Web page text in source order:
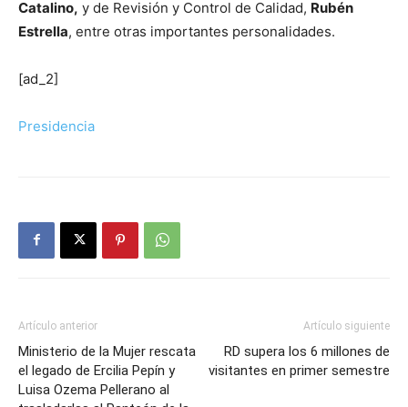
Catalino, y de Revisión y Control de Calidad, Rubén
Estrella, entre otras importantes personalidades.
[ad_2]
Presidencia
Artículo anterior
Ministerio de la Mujer rescata
el legado de Ercilia Pepín y
Luisa Ozema Pellerano al
Artículo siguiente
RD supera los 6 millones de
visitantes en primer semestre